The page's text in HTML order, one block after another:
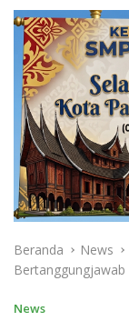
Beranda News
Bertanggungjawab
News